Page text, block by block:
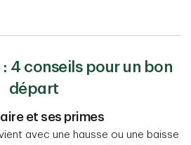
4 conseils pour un bon
départ
et ses primes
avec une hausse ou une baisse